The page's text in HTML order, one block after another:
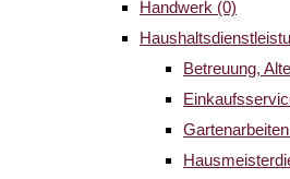
Handwerk (0)
Betreuung,